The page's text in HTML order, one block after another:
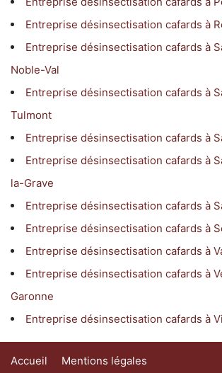
Entreprise désinsectisation cafards à
Entreprise désinsectisation cafards à
Noble-Val
Entreprise désinsectisation cafards à
Tulmont
Entreprise désinsectisation cafards à
Entreprise désinsectisation cafards à
la-Grave
Entreprise désinsectisation cafards à
Entreprise désinsectisation cafards à
Entreprise désinsectisation cafards à
Entreprise désinsectisation cafards à
Garonne
Entreprise désinsectisation cafards à
Accueil Mentions légales